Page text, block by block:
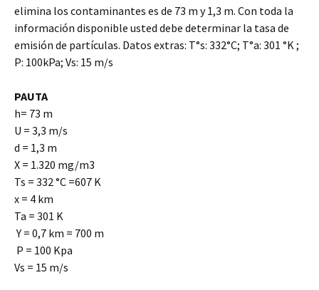
elimina los contaminantes es de 73 m y 1,3 m. Con toda la
información disponible usted debe determinar la tasa de
emisión de partículas. Datos extras: T°s: 332°C; T°a: 301 °K ;
P: 100kPa; Vs: 15 m/s
PAUTA
h= 73 m
U = 3,3 m/s
d = 1,3 m
X = 1.320 mg/m3
Ts = 332 °C =607 K
x = 4 km
Ta = 301 K
Y = 0,7 km = 700 m
P = 100 Kpa
Vs = 15 m/s